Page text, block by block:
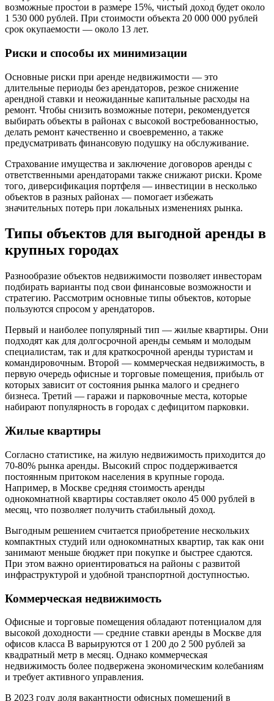
возможные простои в размере 15%, чистый доход будет около
1 530 000 рублей. При стоимости объекта 20 000 000 рублей
срок окупаемости — около 13 лет.
Риски и способы их минимизации
Основные риски при аренде недвижимости — это
длительные периоды без арендаторов, резкое снижение
арендной ставки и неожиданные капитальные расходы на
ремонт. Чтобы снизить возможные потери, рекомендуется
выбирать объекты в районах с высокой востребованностью,
делать ремонт качественно и своевременно, а также
предусматривать финансовую подушку на обслуживание.
Страхование имущества и заключение договоров аренды с
ответственными арендаторами также снижают риски. Кроме
того, диверсификация портфеля — инвестиции в несколько
объектов в разных районах — помогает избежать
значительных потерь при локальных изменениях рынка.
Типы объектов для выгодной аренды в
крупных городах
Разнообразие объектов недвижимости позволяет инвесторам
подбирать варианты под свои финансовые возможности и
стратегию. Рассмотрим основные типы объектов, которые
пользуются спросом у арендаторов.
Первый и наиболее популярный тип — жилые квартиры. Они
подходят как для долгосрочной аренды семьям и молодым
специалистам, так и для краткосрочной аренды туристам и
командировочным. Второй — коммерческая недвижимость, в
первую очередь офисные и торговые помещения, прибыль от
которых зависит от состояния рынка малого и среднего
бизнеса. Третий — гаражи и парковочные места, которые
набирают популярность в городах с дефицитом парковки.
Жилые квартиры
Согласно статистике, на жилую недвижимость приходится до
70-80% рынка аренды. Высокий спрос поддерживается
постоянным притоком населения в крупные города.
Например, в Москве средняя стоимость аренды
однокомнатной квартиры составляет около 45 000 рублей в
месяц, что позволяет получить стабильный доход.
Выгодным решением считается приобретение нескольких
компактных студий или однокомнатных квартир, так как они
занимают меньше бюджет при покупке и быстрее сдаются.
При этом важно ориентироваться на районы с развитой
инфраструктурой и удобной транспортной доступностью.
Коммерческая недвижимость
Офисные и торговые помещения обладают потенциалом для
высокой доходности — средние ставки аренды в Москве для
офисов класса B варьируются от 1 200 до 2 500 рублей за
квадратный метр в месяц. Однако коммерческая
недвижимость более подвержена экономическим колебаниям
и требует активного управления.
В 2023 году доля вакантности офисных помещений в